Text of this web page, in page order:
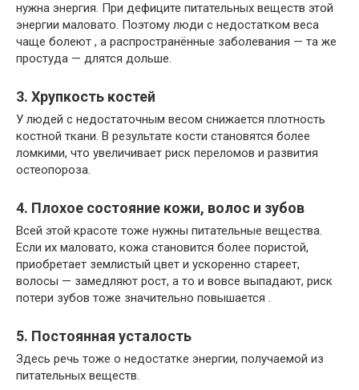
нужна энергия. При дефиците питательных веществ этой
энергии маловато. Поэтому люди с недостатком веса
чаще болеют , а распространённые заболевания — та же
простуда — длятся дольше.
3. Хрупкость костей
У людей с недостаточным весом снижается плотность
костной ткани. В результате кости становятся более
ломкими, что увеличивает риск переломов и развития
остеопороза.
4. Плохое состояние кожи, волос и зубов
Всей этой красоте тоже нужны питательные вещества.
Если их маловато, кожа становится более пористой,
приобретает землистый цвет и ускоренно стареет,
волосы — замедляют рост, а то и вовсе выпадают, риск
потери зубов тоже значительно повышается .
5. Постоянная усталость
Здесь речь тоже о недостатке энергии, получаемой из
питательных веществ.